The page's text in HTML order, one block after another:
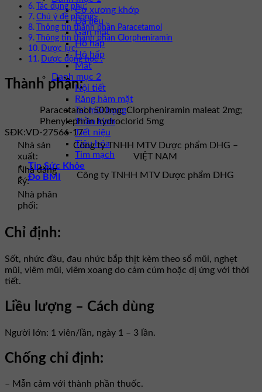
Cơ xương khớp
Da liễu
Gan mật
Hô hấp
Hô hấp
Mắt
Danh mục 2
Nội tiết
Răng hàm mặt
Tai mũi họng
Thần kinh
Tiết niệu
Tiêu hóa
Tim mạch
Tin Sức Khỏe
Đo BMI
Tác dụng phụ:
Chú ý đề phòng:
Thông tin thành phần Paracetamol
Thông tin thành phần Clorpheniramin
Dược lực:
Dược động học :
Thành phần:
Paracetamol 500mg; Clorpheniramin maleat 2mg;
Phenylephrin hydroclorid 5mg
SĐK:VD-27566-17
Nhà sản
xuất:
Công ty TNHH MTV Dược phẩm DHG –
VIỆT NAM
Nhà đăng
ký:
Công ty TNHH MTV Dược phẩm DHG
Nhà phân
phối:
Chỉ định:
Sốt, nhức đầu, đau nhức bắp thịt kèm theo sổ mũi, nghẹt
mũi, viêm mũi, viêm xoang do cảm cúm hoặc dị ứng với thời
tiết.
Liều lượng – Cách dùng
Người lớn: 1 viên/lần, ngày 1 – 3 lần.
Chống chỉ định:
– Mẫn cảm với thành phần thuốc.